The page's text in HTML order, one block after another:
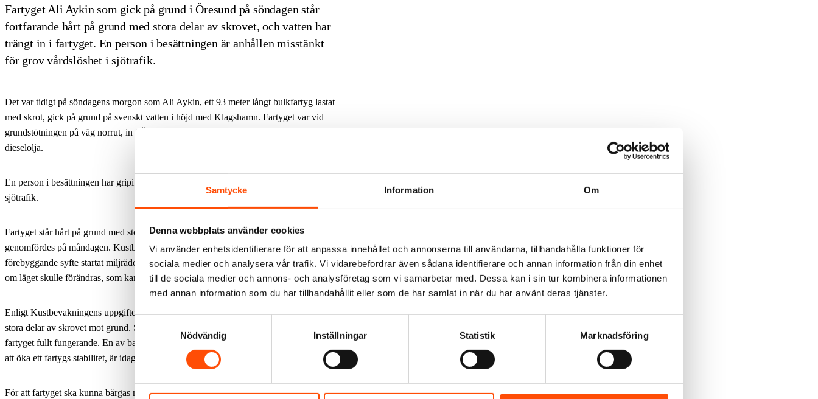
Samtycke Information Om
Denna webbplats använder cookies
Vi använder enhetsidentifierare för att anpassa innehållet och annonserna till användarna, tillhandahålla funktioner för
sociala medier och analysera vår trafik. Vi vidarebefordrar även sådana identifierare och annan information från din enhet
till de sociala medier och annons- och analysföretag som vi samarbetar med. Dessa kan i sin tur kombinera informationen
med annan information som du har tillhandahållit eller som de har samlat in när du har använt deras tjänster.
Nödvändig
Inställningar Statistik Marknadsföring
Fartyget Ali Aykin som gick på grund i Öresund på söndagen står
fortfarande hårt på grund med stora delar av skrovet, och vatten har
trängt in i fartyget. En person i besättningen är anhållen misstänkt
för grov vårdslöshet i sjötrafik.
Det var tidigt på söndagens morgon som Ali Aykin, ett 93 meter långt bulkfartyg lastat
med skrot, gick på grund på svenskt vatten i höjd med Klagshamn. Fartyget var vid
grundstötningen på väg norrut, in i Öresund. Ombord fanns även cirka 69 000 liter
dieselolja.
En person i besättningen har gripits och anhållits, misstänkt för grov vårdslöshet i
sjötrafik.
Fartyget står hårt på grund med stora delar av skrovet, visar dykarundersökningar som
genomfördes på måndagen. Kustbevakningen övervakar fartyget tills vidare, och har i
förebyggande syfte startat miljräddningstjänst. Miljöräddningsresurser finns i området,
om läget skulle förändras, som kan begränsa skadan om olja skulle läcka ut i vattnet.
Enligt Kustbevakningens uppgifter står fartyget på en blandning av sand och sten, med
stora delar av skrovet mot grund. Skrovet är påverkat av grundstötningen, i övrigt är
fartyget fullt fungerande. En av ballasttankarna, som är till för att kunna vattenfyllas för
att öka ett fartygs stabilitet, är idag vattenfylld.
För att fartyget ska kunna bärgas måste ägaren presentera en bärgningsplan som